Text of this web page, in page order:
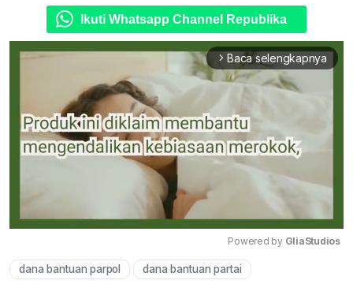
Ikuti Whatsapp Channel Republika
arrow_forward_ios Baca selengkapnya
Powered by GliaStudios
dana bantuan parpol dana bantuan partai